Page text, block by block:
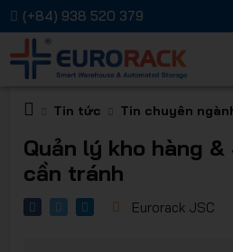
(+84) 938 520 379
Kệ
Tin tức Tin chuyên
Quản lý kho hàng
cần tránh
Eurorack JSC